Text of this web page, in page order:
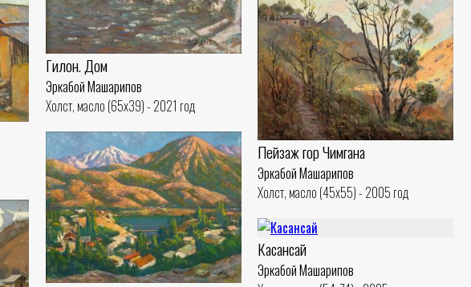
Гилон. Дом
Эркабой Машарипов
Холст, масло (65x39) - 2021 год
Пейзаж гор Чимгана
Эркабой Машарипов
Холст, масло (45x55) - 2005 год
Касансай
Эркабой Машарипов